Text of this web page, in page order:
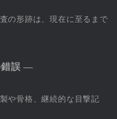
の形跡は、現在に至るまで
錯誤 ―
や骨格、継続的な目撃記